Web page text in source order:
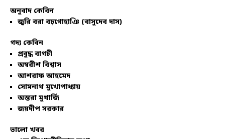
অনুবাদ কেবিন
জুরি বরা বঢ়গোহাঞি (বাসুদেব দাস)
গদ্য কেবিন
প্রবুদ্ধ বাগচী
অম্বরীশ বিশ্বাস
আশরাফ আহমেদ
সোমনাথ মুখোপাধ্যায়
অন্তরা মুখার্জি
জয়দীপ সরকার
ভালো খবর